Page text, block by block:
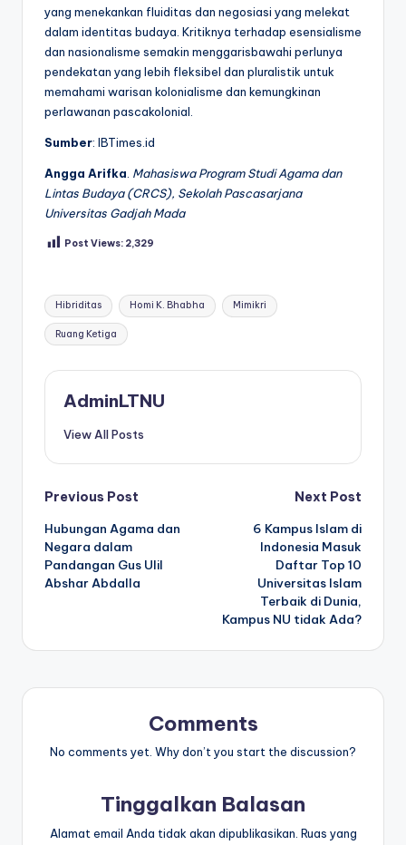
yang menekankan fluiditas dan negosiasi yang melekat
dalam identitas budaya. Kritiknya terhadap esensialisme
dan nasionalisme semakin menggarisbawahi perlunya
pendekatan yang lebih fleksibel dan pluralistik untuk
memahami warisan kolonialisme dan kemungkinan
perlawanan pascakolonial.
Sumber: IBTimes.id
Angga Arifka Mahasiswa Program Studi Agama dan
Lintas Budaya (CRCS), Sekolah Pascasarjana
Universitas Gadjah Mada
Post Views: 2,329
Tags:
Hibriditas Homi K. Bhabha Mimikri
Ruang Ketiga
AdminLTNU
View All Posts
Post
navigation
Previous Post
Hubungan Agama dan
Negara dalam
Pandangan Gus Ulil
Abshar Abdalla
Next Post
6 Kampus Islam di
Indonesia Masuk
Daftar Top 10
Universitas Islam
Terbaik di Dunia,
Kampus NU tidak Ada?
Comments
No comments yet. Why don’t you start the discussion?
Tinggalkan Balasan
Alamat email Anda tidak akan dipublikasikan. Ruas yang